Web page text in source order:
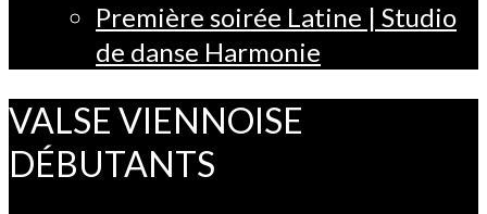
Première soirée Latine | Studio
de danse Harmonie
VALSE VIENNOISE
DÉBUTANTS